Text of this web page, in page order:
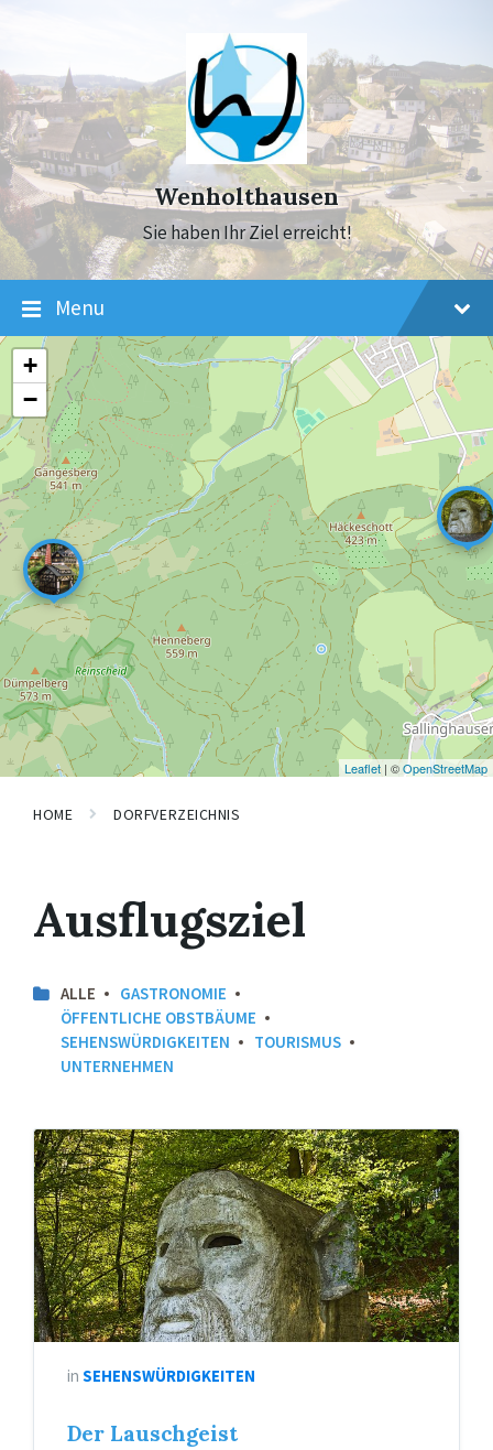
navigation
Wenholthausen
Sie haben Ihr Ziel erreicht!
Menu
+
−
Leaflet | ©OpenStreetMap
HOME DORFVERZEICHNIS
Ausflugsziel
ALLE
GASTRONOMIE
ÖFFENTLICHE OBSTBÄUME
SEHENSWÜRDIGKEITEN
TOURISMUS
UNTERNEHMEN
in SEHENSWÜRDIGKEITEN
Der Lauschgeist